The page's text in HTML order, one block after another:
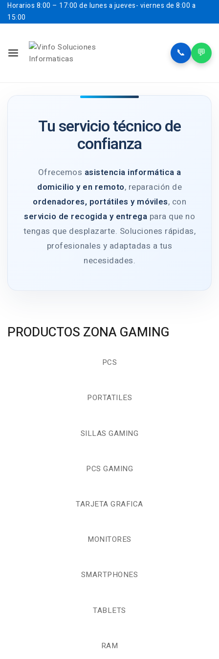
Horarios 8:00 – 17:00 de lunes a jueves- viernes de 8:00 a
15:00
📞 💬
Tu servicio técnico de
confianza
Ofrecemos asistencia informática a
domicilio y en remoto, reparación de
ordenadores, portátiles y móviles, con
servicio de recogida y entrega para que no
tengas que desplazarte. Soluciones rápidas,
profesionales y adaptadas a tus
necesidades.
PRODUCTOS ZONA GAMING
PCS
PORTATILES
SILLAS GAMING
PCS GAMING
TARJETA GRAFICA
MONITORES
SMARTPHONES
TABLETS
RAM